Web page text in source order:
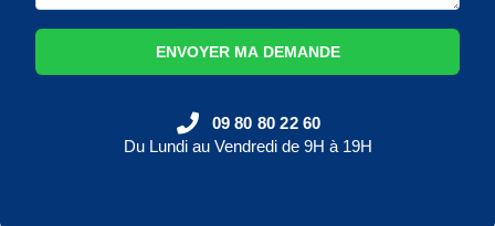
ENVOYER MA DEMANDE
09 80 80 22 60
Du Lundi au Vendredi de 9H à 19H